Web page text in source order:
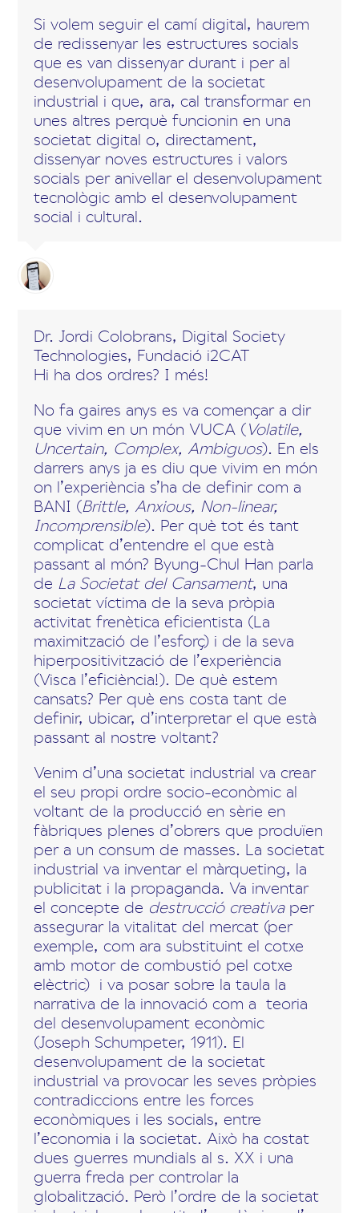
Si volem seguir el camí digital, haurem
de redissenyar les estructures socials
que es van dissenyar durant i per al
desenvolupament de la societat
industrial i que, ara, cal transformar en
unes altres perquè funcionin en una
societat digital o, directament,
dissenyar noves estructures i valors
socials per anivellar el desenvolupament
tecnològic amb el desenvolupament
social i cultural.
Dr. Jordi Colobrans, Digital Society
Technologies, Fundació i2CAT
Hi ha dos ordres? I més!
No fa gaires anys es va començar a dir
que vivim en un món VUCA (Volatile,
Uncertain, Complex, Ambiguos). En els
darrers anys ja es diu que vivim en món
on l’experiència s’ha de definir com a
BANI (Brittle, Anxious, Non-linear,
Incomprensible). Per què tot és tant
complicat d’entendre el que està
passant al món? Byung-Chul Han parla
de La Societat del Cansament, una
societat víctima de la seva pròpia
activitat frenètica eficientista (La
maximització de l’esforç) i de la seva
hiperpositivització de l’experiència
(Visca l’eficiència!). De què estem
cansats? Per què ens costa tant de
definir, ubicar, d’interpretar el que està
passant al nostre voltant?
Venim d’una societat industrial va crear
el seu propi ordre socio-econòmic al
voltant de la producció en sèrie en
fàbriques plenes d’obrers que produïen
per a un consum de masses. La societat
industrial va inventar el màrqueting, la
publicitat i la propaganda. Va inventar
el concepte de destrucció creativaper
assegurar la vitalitat del mercat (per
exemple, com ara substituint el cotxe
amb motor de combustió pel cotxe
elèctric) i va posar sobre la taula la
narrativa de la innovació com a teoria
del desenvolupament econòmic
(Joseph Schumpeter, 1911). El
desenvolupament de la societat
industrial va provocar les seves pròpies
contradiccions entre les forces
econòmiques i les socials, entre
l’economia i la societat. Això ha costat
dues guerres mundials al s. XX i una
guerra freda per controlar la
globalització. Però l’ordre de la societat